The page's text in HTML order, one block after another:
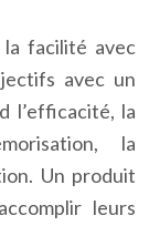
la facilité avec
avec un
l’efficacité, la
la
Un produit
leurs